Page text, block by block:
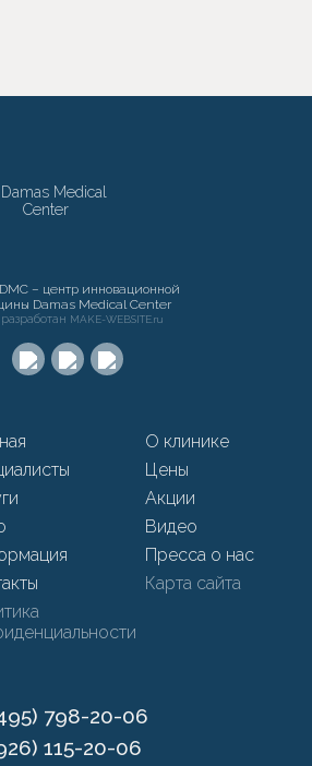
– центр инновационной
Damas Medical Center
MAKE-WEBSITE.ru
О клинике
Цены
Акции
Видео
Пресса о нас
Карта сайта
798-20-06
115-20-06